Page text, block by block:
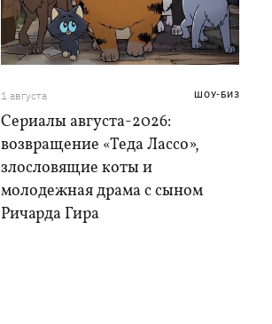
1 августа ШОУ-БИЗ
Сериалы августа-2026:
возвращение «Теда Лассо»,
злословящие коты и
молодежная драма с сыном
Ричарда Гира